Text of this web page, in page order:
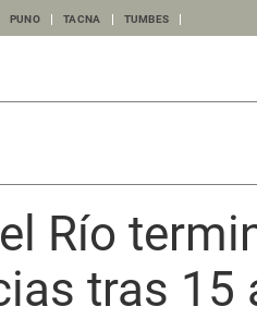
PUNO TACNA TUMBES
Río
tras 15